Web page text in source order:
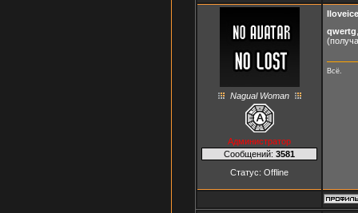
Nagual Woman
Администратор
Сообщений: 3581
Статус: Offline
qwertg
Всё.